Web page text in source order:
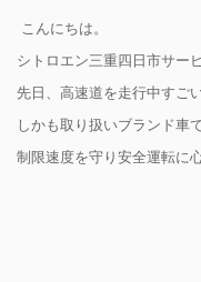
こんにちは。
シトロエン三重四日市サー
先日、高速道を走行中すご
しかも取り扱いブランド車
制限速度を守り安全運転に